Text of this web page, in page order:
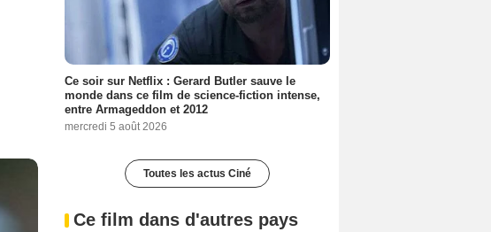
Ce soir sur Netflix : Gerard Butler sauve le
monde dans ce film de science-fiction intense,
entre Armageddon et 2012
mercredi 5 août 2026
Toutes les actus Ciné
Ce film dans d'autres pays